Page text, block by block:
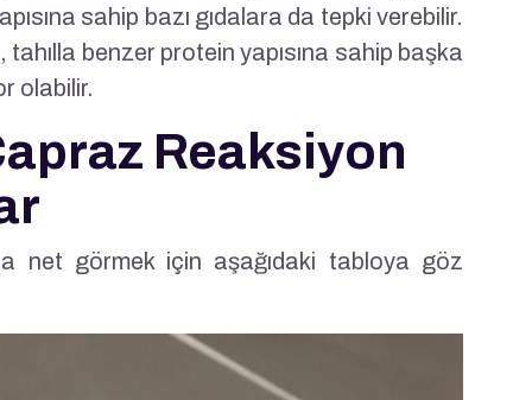
sahip bazı gıdalara da tepki verebilir.
benzer protein yapısına sahip başka
olabilir.
Reaksiyon
net görmek için aşağıdaki tabloya göz